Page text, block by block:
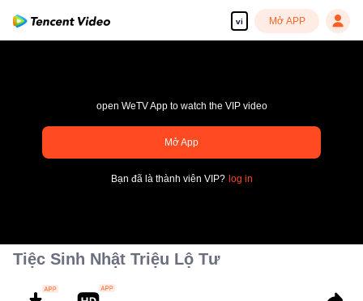
vi Mở APP
open WeTV App to watch the VIP video
Mở App
Bạn đã là thành viên VIP? log in
Tiệc Sinh Nhật Triệu Lộ Tư